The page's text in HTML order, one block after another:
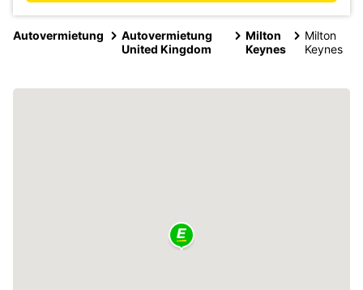
Autovermietung
Autovermietung
United Kingdom
Milton
Keynes
Milton
Keynes